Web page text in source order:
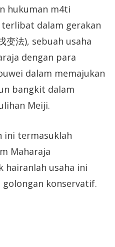
hukuman m4ti
dalam gerakan
变法), sebuah usaha
dengan para
dalam memajukan
bangkit dalam
Meiji.
ini termasuklah
Maharaja
hairanlah usaha ini
konservatif.